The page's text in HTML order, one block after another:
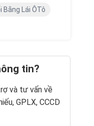
Bằng Lái ÔTô
tin?
và tư vấn về
GPLX, CCCD